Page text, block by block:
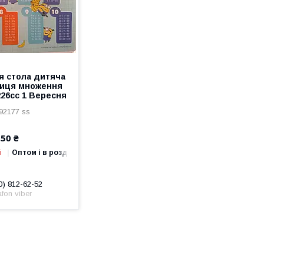
стола дитяча
множення
1 Вересня
ss
₴
Оптом і в роздріб
812-62-52
viber